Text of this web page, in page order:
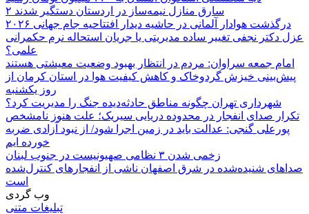
۲ سارق منازل نیمه‌ساز در اردستان دستگیر شدند
درگذشت هوادار آلمانی در حاشیه دیدار افتتاحیه جام جهانی ۲۰۲۶
عزل دکتر نجفی تغییر ساده مدیریتی یا جریان استحاله نرم حکمرانی
علمی؟
امام جمعه سراوان: مردم در انتظار بهبود وضعیت معیشتی هستند
پیش‌بینی خیزش گردوخاک و کاهش کیفیت هوا در استان کرمان از
روز یکشنبه
شهرداری تهران چگونه مناطق حادثه‌دیده جنگ را مدیریت کرد؟
تکرار صدای انفجار در محدوده دریایی سیریک؛ علت هنوز نامشخص
پورعلی گنجی: عدالت باید در زمین اجرا شود/ از نبود آزادی ضربه
خورده ایم
زخمی شدن ۳ نظامی صهیونیست در جنوب لبنان
صداهای شنیده‌شده در شرق اصفهان ناشی از انفجارهای کنترل‌شده
است
وب گردی
تبلیغات متنی